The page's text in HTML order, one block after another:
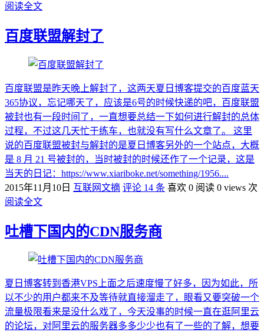
阅读全文
百度联盟解封了
百度联盟是昨天晚上解封了，这两天夏日博客提交的百度蓝天
365协议，忘记哪天了，应该是6号的时候快递的吧，百度联盟
被封也有一段时间了，一直想要总结一下如何进行解封的总体
过程，不过这几天忙于练车，也就没有写什么文章了。 这里
说的百度联盟被封与解封的是夏日博客另外的一个站点，大概
是 8 月 21 号被封的，当时被封的时候还作了一个记录，这是
当天的日记：https://www.xiariboke.net/something/1956....
2015年11月10日 互联网文摘 评论 14 条 喜欢 0 阅读 0 views 次
阅读全文
吐槽下国内的CDN服务商
夏日博客转到香港VPS上面之后速度慢了好多，因为如此，所
以不少的用户都来不及等待就直接溜走了，眼看又要突破一个
流量极限看来是没什么戏了，今天没事的时候一直在逛阿里云
的论坛，对阿里云的服务器多多少少也有了一些的了解，想要